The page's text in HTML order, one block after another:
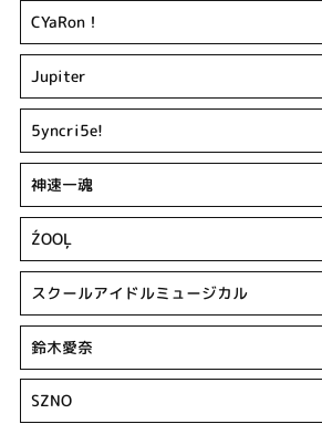
CYaRon！
Jupiter
5yncri5e!
神速一魂
ŹOOĻ
スクールアイドルミュージカル
鈴木愛奈
SZNO